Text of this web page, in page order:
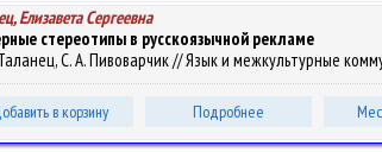
Елизавета Сергеевна
стереотипы в русскоязычной рекламе
С. А. Пивоварчик // Язык и межкультурные
в корзину Подробнее